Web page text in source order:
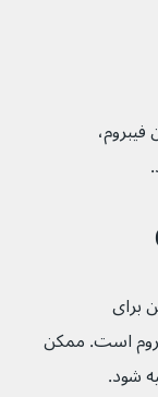
فیبروم،
برای
است. ممکن
شود.